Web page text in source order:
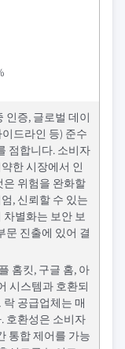
인증, 글로벌 데이
이드라인 등) 준수
점합니다. 소비자
한 시장에서 인
은 위험을 완화할
, 신뢰할 수 있는
별화는 보안 보
문 진출에 있어 결
홈킷, 구글 홈, 아
시스템과 호환되
공급업체는 매
호환성은 소비자
통합 제어를 가능